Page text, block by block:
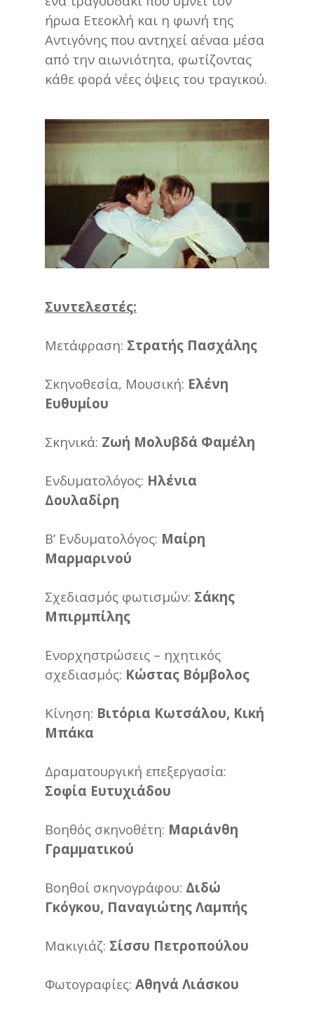
ήρωα Ετεοκλή και η φωνή της
Αντιγόνης που αντηχεί αέναα μέσα
από την αιωνιότητα, φωτίζοντας
κάθε φορά νέες όψεις του τραγικού.
Συντελεστές:
Μετάφραση: Στρατής Πασχάλης
Σκηνοθεσία, Μουσική: Ελένη
Ευθυμίου
Σκηνικά: Ζωή Μολυβδά Φαμέλη
Ενδυματολόγος: Ηλένια
Δουλαδίρη
Β’ Ενδυματολόγος: Μαίρη
Μαρμαρινού
Σχεδιασμός φωτισμών: Σάκης
Μπιρμπίλης
Ενορχηστρώσεις – ηχητικός
σχεδιασμός: Κώστας Βόμβολος
Κίνηση: Βιτόρια Κωτσάλου, Κική
Μπάκα
Δραματουργική επεξεργασία:
Σοφία Ευτυχιάδου
Βοηθός σκηνοθέτη: Μαριάνθη
Γραμματικού
Βοηθοί σκηνογράφου: Διδώ
Γκόγκου, Παναγιώτης Λαμπής
Μακιγιάζ: Σίσσυ Πετροπούλου
Φωτογραφίες: Αθηνά Λιάσκου